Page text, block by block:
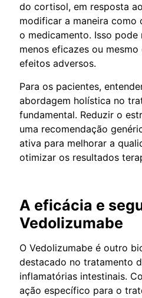
do cortisol, em resposta
modificar a maneira como
o medicamento. Isso pode
menos eficazes ou
efeitos adversos.
Para os pacientes,
abordagem holística no
fundamental. Reduzir o
uma recomendação
ativa para melhorar a
otimizar os resultados
A eficácia e
Vedolizumabe
O Vedolizumabe é outro
destacado no tratamento
inflamatórias intestinais.
ação específico para o